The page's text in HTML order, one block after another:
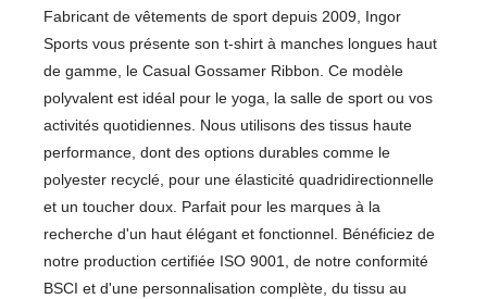
Fabricant de vêtements de sport depuis 2009, Ingor
Sports vous présente son t-shirt à manches longues haut
de gamme, le Casual Gossamer Ribbon. Ce modèle
polyvalent est idéal pour le yoga, la salle de sport ou vos
activités quotidiennes. Nous utilisons des tissus haute
performance, dont des options durables comme le
polyester recyclé, pour une élasticité quadridirectionnelle
et un toucher doux. Parfait pour les marques à la
recherche d'un haut élégant et fonctionnel. Bénéficiez de
notre production certifiée ISO 9001, de notre conformité
BSCI et d'une personnalisation complète, du tissu au